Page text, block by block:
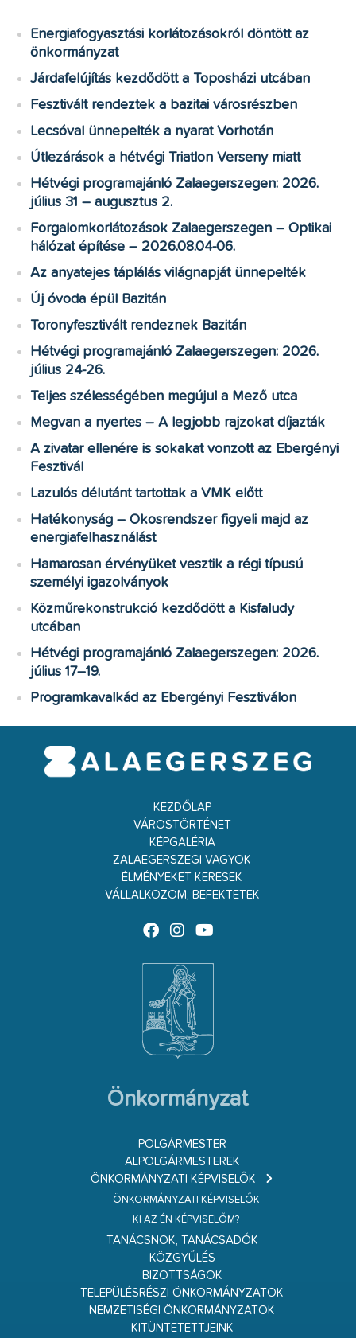
Energiafogyasztási korlátozásokról döntött az
önkormányzat
Járdafelújítás kezdődött a Toposházi utcában
Fesztivált rendeztek a bazitai városrészben
Lecsóval ünnepelték a nyarat Vorhotán
Útlezárások a hétvégi Triatlon Verseny miatt
Hétvégi programajánló Zalaegerszegen: 2026.
július 31 – augusztus 2.
Forgalomkorlátozások Zalaegerszegen – Optikai
hálózat építése – 2026.08.04-06.
Az anyatejes táplálás világnapját ünnepelték
Új óvoda épül Bazitán
Toronyfesztivált rendeznek Bazitán
Hétvégi programajánló Zalaegerszegen: 2026.
július 24-26.
Teljes szélességében megújul a Mező utca
Megvan a nyertes – A legjobb rajzokat díjazták
A zivatar ellenére is sokakat vonzott az Ebergényi
Fesztivál
Lazulós délutánt tartottak a VMK előtt
Hatékonyság – Okosrendszer figyeli majd az
energiafelhasználást
Hamarosan érvényüket vesztik a régi típusú
személyi igazolványok
Közműrekonstrukció kezdődött a Kisfaludy
utcában
Hétvégi programajánló Zalaegerszegen: 2026.
július 17–19.
Programkavalkád az Ebergényi Fesztiválon
KEZDŐLAP
VÁROSTÖRTÉNET
KÉPGALÉRIA
ZALAEGERSZEGI VAGYOK
ÉLMÉNYEKET KERESEK
VÁLLALKOZOM, BEFEKTETEK
Önkormányzat
POLGÁRMESTER
ALPOLGÁRMESTEREK
ÖNKORMÁNYZATI KÉPVISELŐK
ÖNKORMÁNYZATI KÉPVISELŐK
KI AZ ÉN KÉPVISELŐM?
TANÁCSNOK, TANÁCSADÓK
KÖZGYŰLÉS
BIZOTTSÁGOK
TELEPÜLÉSRÉSZI ÖNKORMÁNYZATOK
NEMZETISÉGI ÖNKORMÁNYZATOK
KITÜNTETETTJEINK